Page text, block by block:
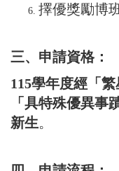
擇優獎勵博
三、申請資格：
115學年度經 「
「具特殊優異事
新生。